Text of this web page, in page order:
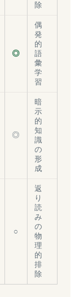
除
◎
偶
発
的
語
彙
学
習
◎
暗
示
的
知
識
の
形
成
○
返
り
読
み
の
物
理
的
排
除